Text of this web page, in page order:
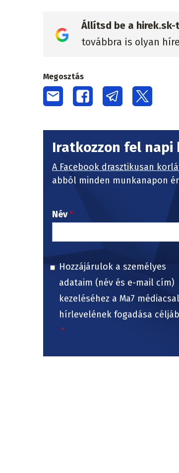
Állítsd be a
továbbra is olyan
Megosztás
Iratkozzon fel
A Facebook drasztikusan
abból minden munkanapon
Név
Hozzájárulok a személyes
adataim (név és e-mail cím)
kezeléséhez a Ma7
hírlevelének fogadása